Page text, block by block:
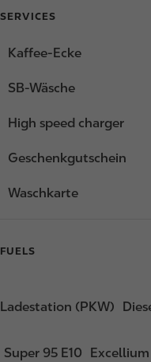
SERVICES
Kaffee-Ecke
SB-Wäsche
High speed charger
Geschenkgutschein
Waschkarte
FUELS
Ladestation (PKW)
Super 95 E10